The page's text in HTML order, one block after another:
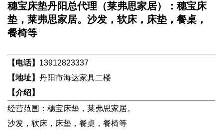
穗宝床垫丹阳总代理（莱弗思家居）：穗宝床
垫，莱弗思家居。沙发，软床，床垫，餐桌，
餐椅等
【电话】 13912823337
【地址】 丹阳市海达家具二楼
【介绍】
经营范围：穗宝床垫，莱弗思家居。
沙发，软床，床垫，餐桌，餐椅等